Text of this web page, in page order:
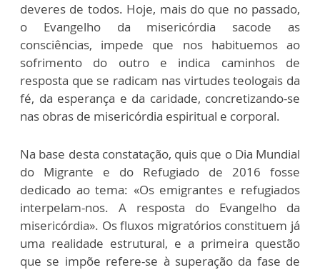
deveres de todos. Hoje, mais do que no passado,
o Evangelho da misericórdia sacode as
consciências, impede que nos habituemos ao
sofrimento do outro e indica caminhos de
resposta que se radicam nas virtudes teologais da
fé, da esperança e da caridade, concretizando-se
nas obras de misericórdia espiritual e corporal.
Na base desta constatação, quis que o Dia Mundial
do Migrante e do Refugiado de 2016 fosse
dedicado ao tema: «Os emigrantes e refugiados
interpelam-nos. A resposta do Evangelho da
misericórdia». Os fluxos migratórios constituem já
uma realidade estrutural, e a primeira questão
que se impõe refere-se à superação da fase de